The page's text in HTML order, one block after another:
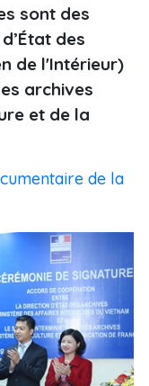
sont des
des
de l'Intérieur)
archives
et de la
de la